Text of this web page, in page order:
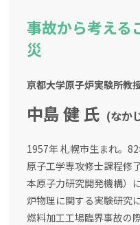
事故から考える
災
京都大学原子炉実験所教
中島 健 氏 (なか
1957年 札幌市生まれ。
原子工学専攻修士課程修
本原子力研究開発機構）
炉物理に関する実験研究
燃料加工工場臨界事故の